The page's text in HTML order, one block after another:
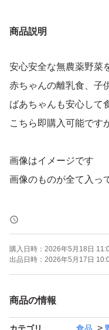
商品説明
安心安全な無農薬野菜
赤ちゃんの離乳食、子
ばあちゃんも安心して
こちら即購入可能です
画像はイメージです
画像のものが全て入っ
野菜内容一覧
にんじん
じゃがいも
玉ねぎ
購入日時： 2026年5月18日
出品日時： 2026年5月17日
商品の情報